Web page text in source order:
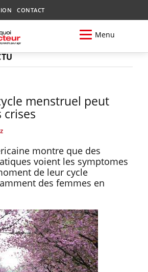
CONTACT
Menu
menstruel peut
crises
montre que des
voient les symptomes
de leur cycle
des femmes en